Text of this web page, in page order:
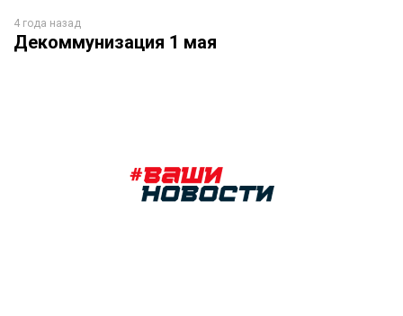
4 года назад
Декоммунизация 1 мая